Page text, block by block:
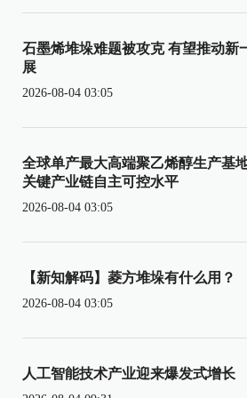
石墨烯堆垛难题被攻克 有望推动新
展
2026-08-04 03:05
全球单产最大高端聚乙烯醇生产基
关键产业链自主可控水平
2026-08-04 03:05
【新知解码】菱方堆垛有什么用？
2026-08-04 03:05
人工智能技术产业迎来爆发式增长